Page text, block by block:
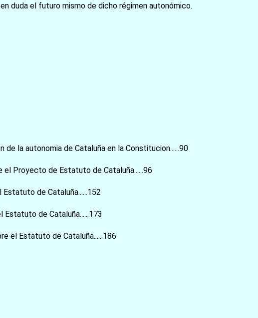
duda el futuro mismo de dicho régimen autonómico.
la autonomia de Cataluña en la Constitucion......90
Proyecto de Estatuto de Cataluña......96
de Cataluña......152
de Cataluña......173
el Estatuto de Cataluña......186